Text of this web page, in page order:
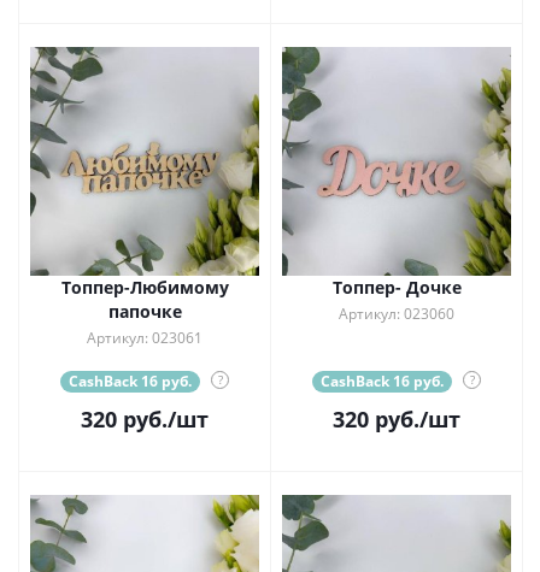
Топпер-Любимому
папочке
Артикул: 023061
CashBack 16 руб. ?
320 руб./шт
Топпер- Дочке
Артикул: 023060
CashBack 16 руб. ?
320 руб./шт